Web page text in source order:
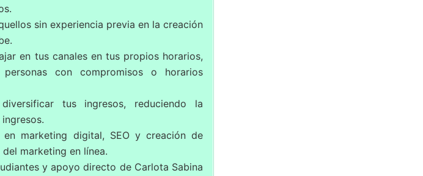
sin experiencia previa en la creación
en tus canales en tus propios horarios,
con compromisos o horarios
tus ingresos, reduciendo la
en marketing digital, SEO y creación de
marketing en línea.
y apoyo directo de Carlota Sabina